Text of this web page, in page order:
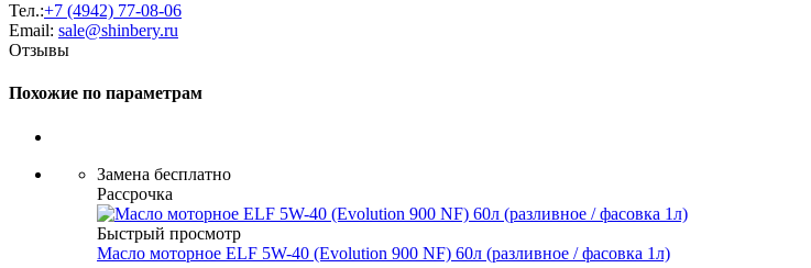
Тел.:+7 (4942) 77-08-06
Email: sale@shinbery.ru
Отзывы
Похожие по параметрам
Замена бесплатно
Рассрочка
Быстрый просмотр
Масло моторное ELF 5W-40 (Evolution 900 NF) 60л (разливное / фасовка 1л)